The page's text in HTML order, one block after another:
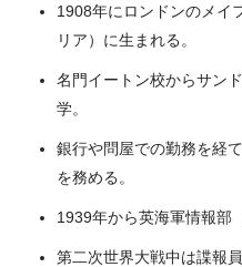
1908年にロンドンのメイ
リア）に生まれる。
名門イートン校からサン
学。
銀行や問屋での勤務を経
を務める。
1939年から英海軍情報部
第二次世界大戦中は諜報